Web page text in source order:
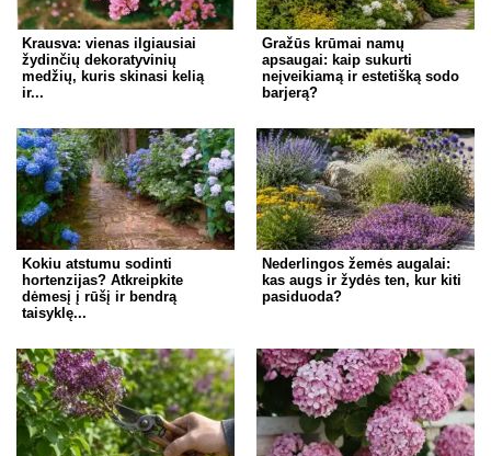
Krausva: vienas ilgiausiai
žydinčių dekoratyvinių
medžių, kuris skinasi kelią
ir...
Gražūs krūmai namų
apsaugai: kaip sukurti
neįveikiamą ir estetišką sodo
barjerą?
Kokiu atstumu sodinti
hortenzijas? Atkreipkite
dėmesį į rūšį ir bendrą
taisyklę...
Nederlingos žemės augalai:
kas augs ir žydės ten, kur kiti
pasiduoda?